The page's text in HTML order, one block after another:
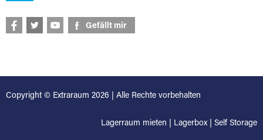
Gefällt mir
Copyright © Extraraum 2026 | Alle Rechte vorbehalten
Lagerraum mieten Lagerbox Self Storage